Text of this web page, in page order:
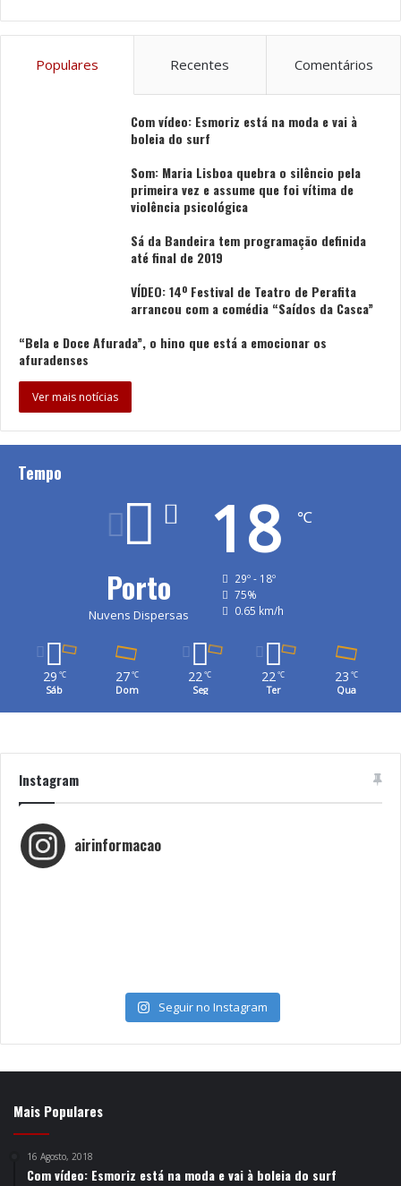
Populares Recentes Comentários
Com vídeo: Esmoriz está na moda e vai à
boleia do surf
Som: Maria Lisboa quebra o silêncio pela
primeira vez e assume que foi vítima de
violência psicológica
Sá da Bandeira tem programação definida
até final de 2019
VÍDEO: 14º Festival de Teatro de Perafita
arrancou com a comédia “Saídos da Casca”
“Bela e Doce Afurada”, o hino que está a emocionar os
afuradenses
Ver mais notícias
Tempo
Porto
Nuvens Dispersas
18 ℃
29º - 18º
75%
0.65 km/h
29 ℃
Sáb
27 ℃
Dom
22℃
Seg
22℃
Ter
23 ℃
Qua
Instagram
airinformacao
Seguir no Instagram
Mais Populares
16 Agosto, 2018
Com vídeo: Esmoriz está na moda e vai à boleia do surf